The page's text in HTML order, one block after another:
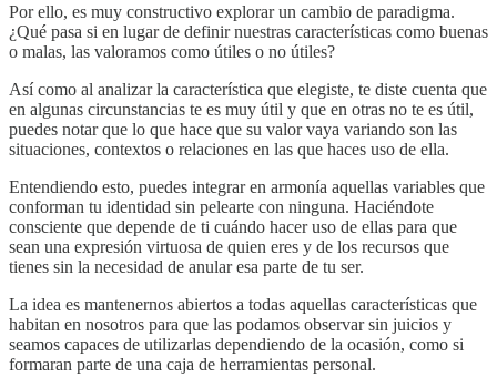
Por ello, es muy constructivo explorar un cambio de paradigma.
¿Qué pasa si en lugar de definir nuestras características como buenas
o malas, las valoramos como útiles o no útiles?
Así como al analizar la característica que elegiste, te diste cuenta que
en algunas circunstancias te es muy útil y que en otras no te es útil,
puedes notar que lo que hace que su valor vaya variando son las
situaciones, contextos o relaciones en las que haces uso de ella.
Entendiendo esto, puedes integrar en armonía aquellas variables que
conforman tu identidad sin pelearte con ninguna. Haciéndote
consciente que depende de ti cuándo hacer uso de ellas para que
sean una expresión virtuosa de quien eres y de los recursos que
tienes sin la necesidad de anular esa parte de tu ser.
La idea es mantenernos abiertos a todas aquellas características que
habitan en nosotros para que las podamos observar sin juicios y
seamos capaces de utilizarlas dependiendo de la ocasión, como si
formaran parte de una caja de herramientas personal.